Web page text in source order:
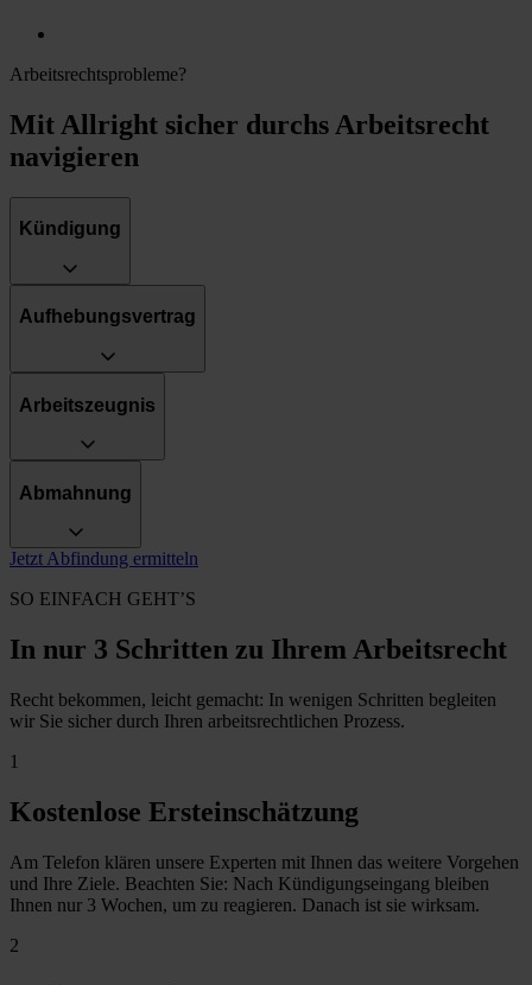
Arbeitsrechtsprobleme?
Mit Allright sicher durchs Arbeitsrecht
navigieren
Kündigung
Aufhebungsvertrag
Arbeitszeugnis
Abmahnung
Jetzt Abfindung ermitteln
SO EINFACH GEHT’S
In nur 3 Schritten zu Ihrem Arbeitsrecht
Recht bekommen, leicht gemacht: In wenigen Schritten begleiten
wir Sie sicher durch Ihren arbeitsrechtlichen Prozess.
1
Kostenlose Ersteinschätzung
Am Telefon klären unsere Experten mit Ihnen das weitere Vorgehen
und Ihre Ziele. Beachten Sie: Nach Kündigungseingang bleiben
Ihnen nur 3 Wochen, um zu reagieren. Danach ist sie wirksam.
2